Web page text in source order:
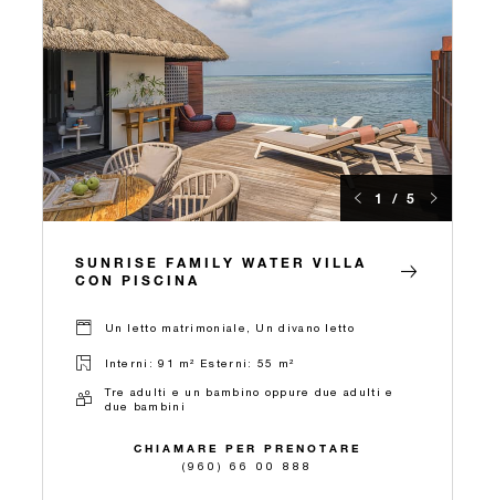
1 / 5
SUNRISE FAMILY WATER VILLA
CON PISCINA
Un letto matrimoniale, Un divano letto
Interni: 91 m² Esterni: 55 m²
Tre adulti e un bambino oppure due adulti e
due bambini
CHIAMARE PER PRENOTARE
(960) 66 00 888